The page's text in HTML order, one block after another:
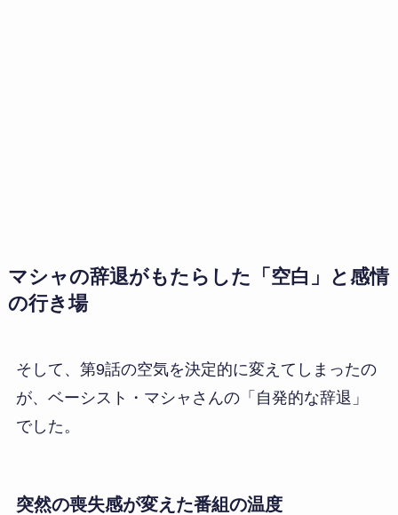
マシャの辞退がもたらした「空白」と感情
の行き場
そして、第9話の空気を決定的に変えてしまったの
が、ベーシスト・マシャさんの「自発的な辞退」
でした。
突然の喪失感が変えた番組の温度